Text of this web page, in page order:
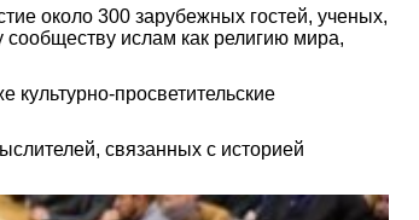
около 300 зарубежных гостей, ученых,
ислам как религию мира,
просветительские
связанных с историей